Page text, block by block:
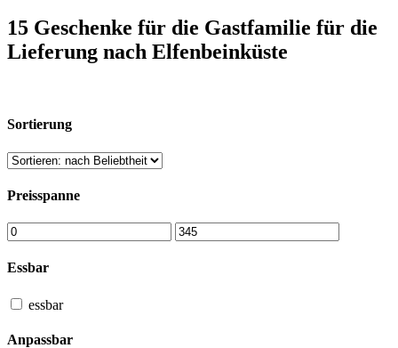
15 Geschenke für die Gastfamilie für die
Lieferung nach Elfenbeinküste
Sortierung
Preisspanne
Essbar
essbar
Anpassbar